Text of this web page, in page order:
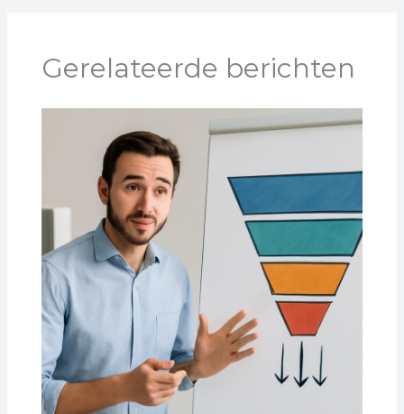
Gerelateerde berichten